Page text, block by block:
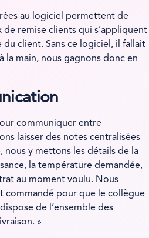
au logiciel permettent de
remise clients qui s’appliquent
client. Sans ce logiciel, il fallait
la main, nous gagnons donc en
communiquer entre
laisser des notes centralisées
nous y mettons les détails de la
la température demandée,
au moment voulu. Nous
commandé pour que le collègue
de l’ensemble des
»